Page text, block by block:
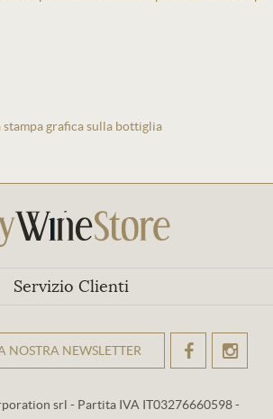
grafica sulla bottiglia
Servizio Clienti
NOSTRA NEWSLETTEROK
srl - Partita IVA IT03276660598 -